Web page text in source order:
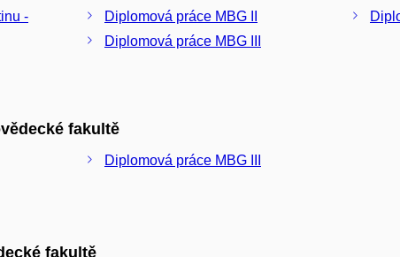
-
Diplomová práce MBG II
Diplomová práce MBG III
fakultě
Diplomová práce MBG III
fakultě